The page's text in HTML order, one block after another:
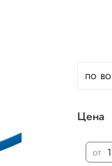
Цена
от